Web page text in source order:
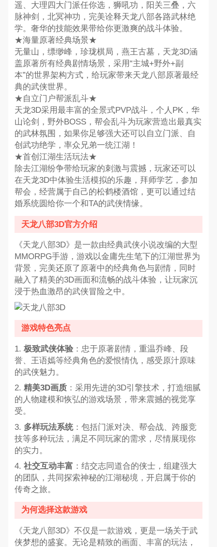
遥、大理四大门派任你选，狮吼功，阳关三叠，六
脉神剑，北冥神功，完美诠释天龙八部各路武林绝
学。奢华的技能效果带给你更激爽的战斗体验。
★海量原著经典场景★
无量山，缥缈峰，珍珑棋局，燕王古墓，天龙3D涵
盖原著所有经典剧情场景，采用“主城+野外+副
本”的世界架构方式，给玩家带来天龙八部原著最经
典的武侠世界。
★自立门户帮派乱斗★
天龙3D采用最丰富的全景式PVP战斗，个人PK，华
山论剑，野外BOSS，帮会乱斗为玩家营造出最真实
的武林氛围，如果你足够强大还可以自立门派、自
创武功绝学，率众兄弟一统江湖！
★首创江湖生活玩法★
除去江湖纷争带给玩家的刺激与震撼，玩家还可以
在天龙3D中体验生活模拟的乐趣，拜师学艺，参加
帮会，经营属于自己的松鹤楼酒馆，更可以通过结
婚系统圆给你一个和TA的武侠情缘。
天龙八部3D官方介绍
《天龙八部3D》是一款由经典武侠小说改编的大型
MMORPG手游，游戏以金庸先生笔下的江湖世界为
背景，完美还原了原著中的经典角色与剧情，同时
融入了精美的3D画面和流畅的战斗体验，让玩家沉
浸于热血激昂的武侠冒险之中。
游戏特色亮点
1. 极致武侠体验：忠于原著剧情，重温乔峰、段
誉、王语嫣等经典角色的爱恨情仇，感受原汁原味
的武侠魅力。
2. 精美3D画质：采用先进的3D引擎技术，打造细腻
的人物建模和恢弘的游戏场景，带来震撼的视觉享
受。
3. 多样玩法系统：包括门派对决、帮会战、跨服竞
技等多种玩法，满足不同玩家的需求，尽情展现你
的实力。
4. 社交互动丰富 ：结交志同道合的侠士，组建强大
的团队，共同探索神秘的江湖秘境，开启属于你的
传奇之旅。
为何选择这款游戏
《天龙八部3D》不仅是一款游戏，更是一场关于武
侠梦想的盛宴。无论是精致的画面、丰富的玩法，